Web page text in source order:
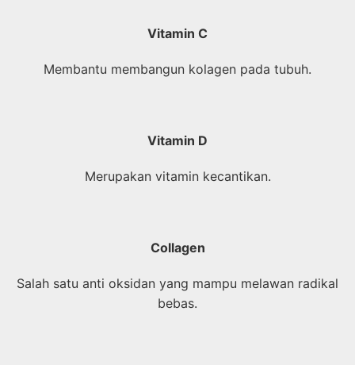
Vitamin C
Membantu membangun kolagen pada tubuh.
Vitamin D
Merupakan vitamin kecantikan.
Collagen
Salah satu anti oksidan yang mampu melawan radikal
bebas.